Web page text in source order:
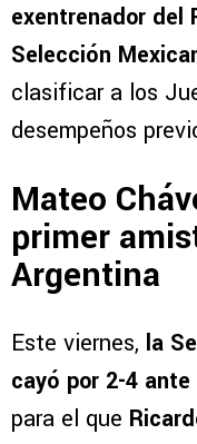
exentrenador del
Selección
clasificar a los
desempeños
Mateo
primer
Argentina
Este viernes, la
cayó por 2-4
para el que